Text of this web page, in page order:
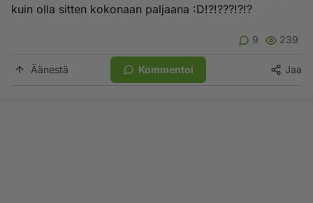
kuin olla sitten kokonaan paljaana :D!?!???!?!?
9 239
Äänestä Kommentoi Jaa